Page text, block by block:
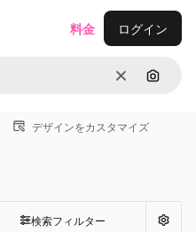
消去 画像で
料金 ログイン
デザインをカスタマイズ
検索フィルター